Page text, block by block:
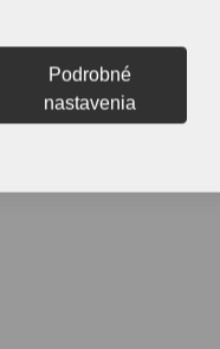
Podrobné
nastavenia